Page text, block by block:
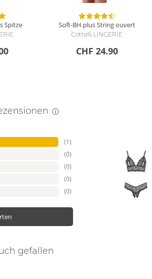
Spitze Soft-BH plus String ouvert
Cottelli LINGERIE
CHF 24.90
(1)
(0)
(0)
(0)
(0)
gefallen